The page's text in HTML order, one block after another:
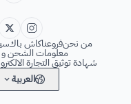
من نحنفروعناكاش باك
معلومات الشحن و
شهادة توثيق التجارة
العربية